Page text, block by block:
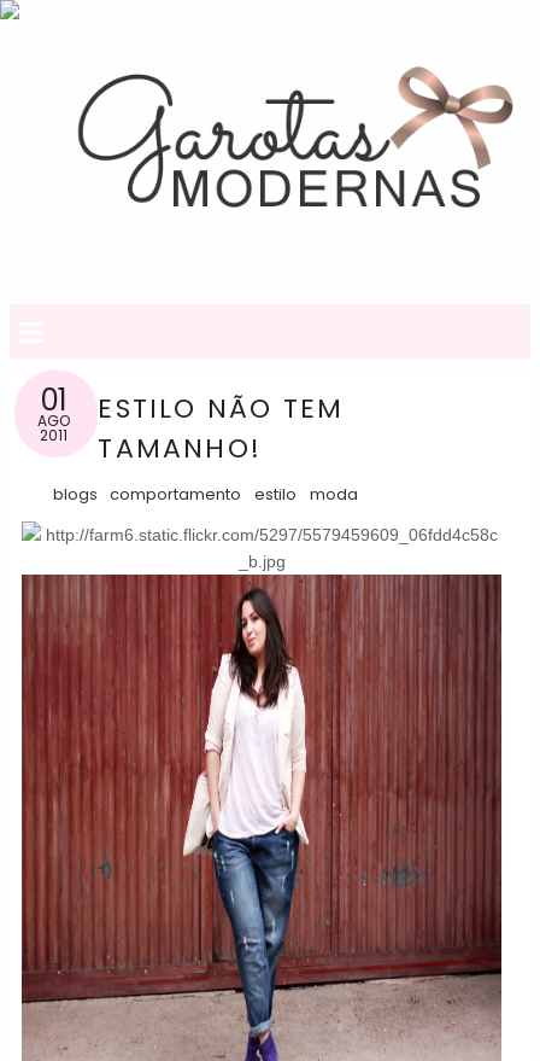
01
AGO
2011
ESTILO NÃO TEM
TAMANHO!
blogs comportamento estilo moda